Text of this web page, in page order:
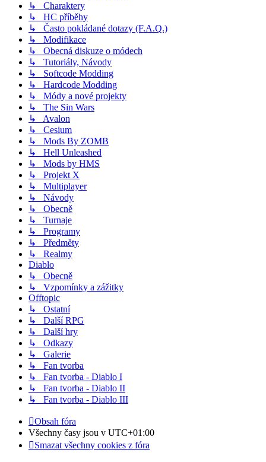
↳ Charaktery
↳ HC příběhy
↳ Často pokládané dotazy (F.A.Q.)
↳ Modifikace
↳ Obecná diskuze o módech
↳ Tutoriály, Návody
↳ Softcode Modding
↳ Hardcode Modding
↳ Módy a nové projekty
↳ The Sin Wars
↳ Avalon
↳ Cesium
↳ Mods By ZOMB
↳ Hell Unleashed
↳ Mods by HMS
↳ Projekt X
↳ Multiplayer
↳ Návody
↳ Obecně
↳ Turnaje
↳ Programy
↳ Předměty
↳ Realmy
Diablo
↳ Obecně
↳ Vzpomínky a zážitky
Offtopic
↳ Ostatní
↳ Další RPG
↳ Další hry
↳ Odkazy
↳ Galerie
↳ Fan tvorba
↳ Fan tvorba - Diablo I
↳ Fan tvorba - Diablo II
↳ Fan tvorba - Diablo III
Obsah fóra
Všechny časy jsou v UTC+01:00
Smazat všechny cookies z fóra